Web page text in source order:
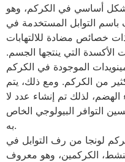
أساسي في الكركم، وهو
باسم التوابل المستخدمة في
خصائص مضادة للالتهابات
الأكسدة التي ينتجها الجسم.
الموجودة في الكركم
من الكركم. ومع ذلك، يتم
لذلك تم إنشاء عدد لا
التوافر البيولوجي الخاص
به.
لونجا من رف التوابل في
الكركمين، وهو معروف